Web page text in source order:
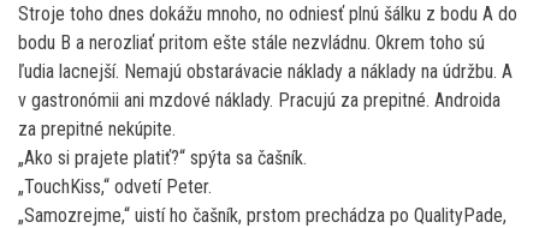
Stroje toho dnes dokážu mnoho, no odniesť plnú šálku z bodu A do
bodu B a nerozliať pritom ešte stále nezvládnu. Okrem toho sú
ľudia lacnejší. Nemajú obstarávacie náklady a náklady na údržbu. A
v gastronómii ani mzdové náklady. Pracujú za prepitné. Androida
za prepitné nekúpite.
„Ako si prajete platiť?“ spýta sa čašník.
„TouchKiss,“ odvetí Peter.
„Samozrejme,“ uistí ho čašník, prstom prechádza po QualityPade,